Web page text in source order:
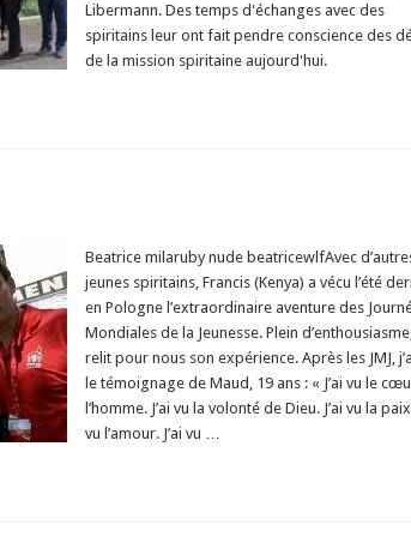
Libermann. Des temps d'échanges avec des
spiritains leur ont fait pendre conscience des
de la mission spiritaine aujourd'hui.
Beatrice milaruby nude beatricewlfAvec
jeunes spiritains, Francis (Kenya) a vécu l’été
en Pologne l’extraordinaire aventure des
Mondiales de la Jeunesse. Plein
relit pour nous son expérience. Après les JMJ,
le témoignage de Maud, 19 ans : « J’ai vu le
l’homme. J’ai vu la volonté de Dieu. J’ai vu la paix.
vu l’amour. J’ai vu …